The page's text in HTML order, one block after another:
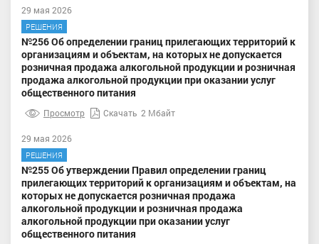
29 мая 2026
РЕШЕНИЯ
№256 Об определении границ прилегающих территорий к
организациям и объектам, на которых не допускается
розничная продажа алкогольной продукции и розничная
продажа алкогольной продукции при оказании услуг
общественного питания
Просмотр Скачать 2 Мбайт
29 мая 2026
РЕШЕНИЯ
№255 Об утверждении Правил определении границ
прилегающих территорий к организациям и объектам, на
которых не допускается розничная продажа
алкогольной продукции и розничная продажа
алкогольной продукции при оказании услуг
общественного питания